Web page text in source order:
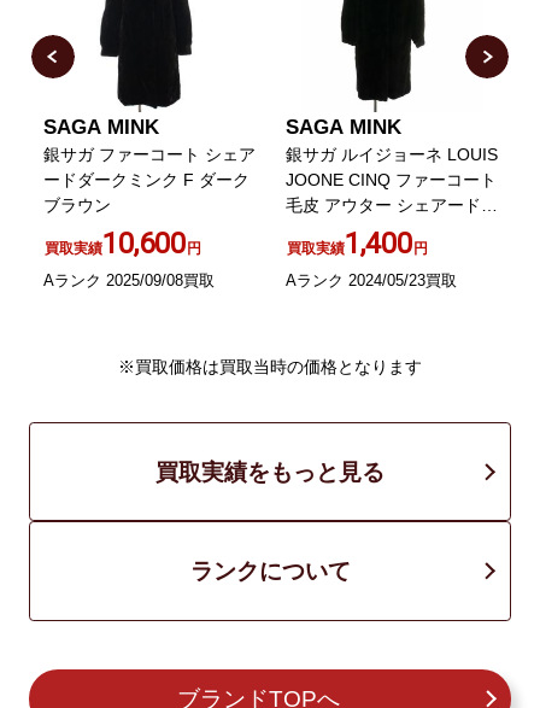
SAGA MINK
銀サガ ファーコート シェア
ードダークミンク F ダーク
ブラウン
買取実績10,600円
Aランク 2025/09/08買取
SAGA MINK
銀サガ ルイジョーネ LOUIS
JOONE CINQ ファーコート
毛皮 アウター シェアードミ
ンク ロング S 黒 ブラック
買取実績1,400円
Aランク 2024/05/23買取
※買取価格は買取当時の価格となります
買取実績をもっと見る
ランクについて
ブランドTOPへ